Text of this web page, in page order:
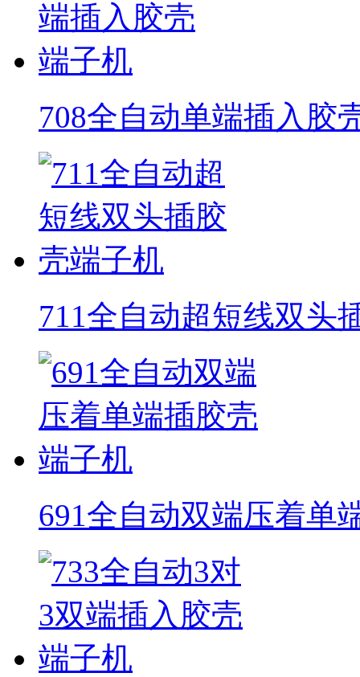
708全自动单端插入胶
711全自动超短线双头
691全自动双端压着单